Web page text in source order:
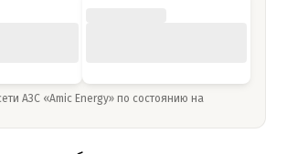
АЗС «Amic Energy» по состоянию на